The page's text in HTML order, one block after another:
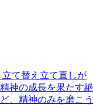
て替え立て直しが
神の成長を果たす絶
、精神のみを磨こう